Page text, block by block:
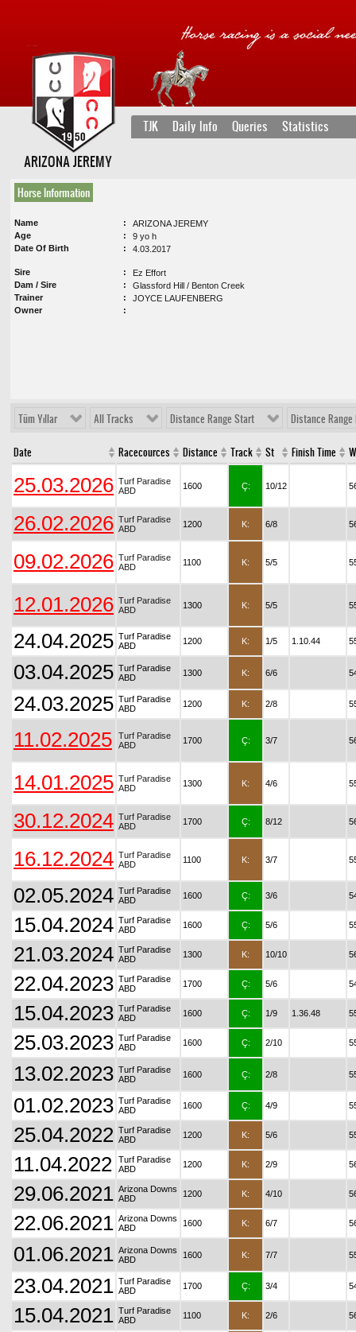
TJK Daily Info Queries Statistics
ARIZONA JEREMY
Horse Information
Name
ARIZONA JEREMY
Age
9 yo h
Date Of Birth
4.03.2017
Sire
Ez Effort
Dam / Sire
Glassford Hill / Benton Creek
Trainer
JOYCE LAUFENBERG
Owner
Tüm Yıllar All Tracks Distance Range Start Distance Range
Date Racecources Distance Track St Finish Time
25.03.2026 Turf Paradise
ABD
1600 Ç: 10/12
26.02.2026 Turf Paradise
ABD
1200 K: 6/8
09.02.2026 Turf Paradise
ABD
1100 K: 5/5
12.01.2026 Turf Paradise
ABD
1300 K: 5/5
24.04.2025 Turf Paradise
ABD
1200 K: 1/5 1.10.44
03.04.2025 Turf Paradise
ABD
1300 K: 6/6
24.03.2025 Turf Paradise
ABD
1200 K: 2/8
11.02.2025
Turf Paradise
ABD
1700 Ç: 3/7
14.01.2025 Turf Paradise
ABD
1300 K: 4/6
30.12.2024 Turf Paradise
ABD
1700 Ç: 8/12
16.12.2024 Turf Paradise
ABD
1100 K: 3/7
02.05.2024 Turf Paradise
ABD
1600 Ç: 3/6
15.04.2024 Turf Paradise
ABD
1600 Ç: 5/6
21.03.2024 Turf Paradise
ABD
1300 K: 10/10
22.04.2023 Turf Paradise
ABD
1700 Ç: 5/6
15.04.2023 Turf Paradise
ABD
1600 Ç: 1/9 1.36.48
25.03.2023 Turf Paradise
ABD
1600 Ç: 2/10
13.02.2023 Turf Paradise
ABD
1600 Ç: 2/8
01.02.2023 Turf Paradise
ABD
1600 Ç: 4/9
25.04.2022 Turf Paradise
ABD
1200 K: 5/6
11.04.2022
Turf Paradise
ABD
1200 K: 2/9
29.06.2021 Arizona Downs
ABD
1200 K: 4/10
22.06.2021 Arizona Downs
ABD
1600 K: 6/7
01.06.2021 Arizona Downs
ABD
1600 K: 7/7
23.04.2021 Turf Paradise
ABD
1700 Ç: 3/4
15.04.2021 Turf Paradise
ABD
1100 K: 2/6